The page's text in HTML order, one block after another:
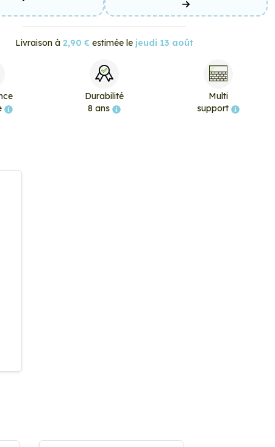
Livraison à 2,90 € estimée le jeudi 13 août
Durabilité
8 ans
Multi
support